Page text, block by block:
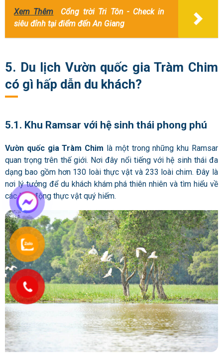
Xem Thêm
Cổng trời Tri Tôn - Check in
siêu đỉnh tại điểm đến An Giang
5. Du lịch Vườn quốc gia Tràm Chim
có gì hấp dẫn du khách?
5.1. Khu Ramsar với hệ sinh thái phong phú
Vườn quốc gia Tràm Chim là một trong những khu Ramsar
quan trọng trên thế giới. Nơi đây nổi tiếng với hệ sinh thái đa
dạng bao gồm hơn 130 loài thực vật và 233 loài chim. Đây là
nơi lý tưởng để du khách khám phá thiên nhiên và tìm hiểu về
các loài động thực vật quý hiếm.